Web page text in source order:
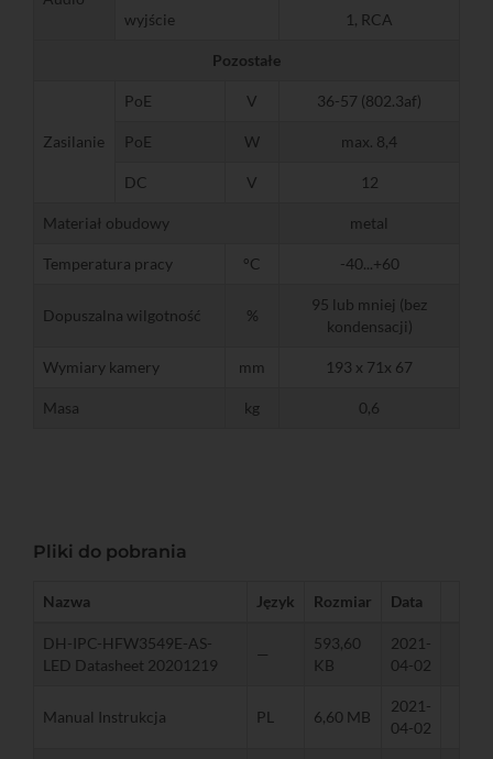
wyjście 1, RCA
Pozostałe
Zasilanie
PoE V 36-57 (802.3af)
PoE W max. 8,4
DC V 12
Materiał obudowy metal
Temperatura pracy °C -40...+60
Dopuszalna wilgotność %
95 lub mniej (bez
kondensacji)
Wymiary kamery mm 193 x 71x 67
Masa kg 0,6
Pliki do pobrania
Nazwa Język Rozmiar Data
DH-IPC-HFW3549E-AS-
LED Datasheet 20201219
—
593,60
KB
2021-
04-02
Manual Instrukcja PL 6,60 MB
2021-
04-02